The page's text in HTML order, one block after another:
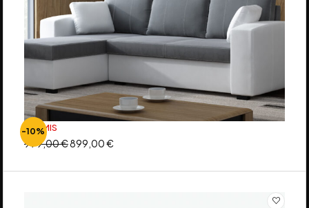
-10%
ARAMIS
999,00€899,00€